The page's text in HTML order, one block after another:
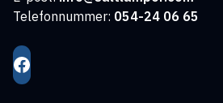
Telefonnummer: 054-24 06 65